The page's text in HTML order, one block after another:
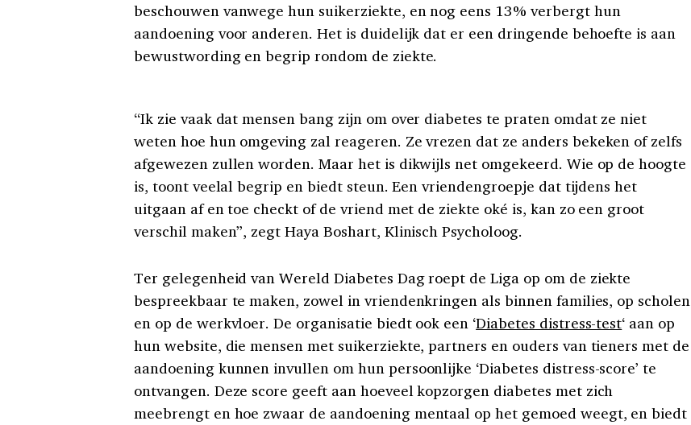
beschouwen vanwege hun suikerziekte, en nog eens 13% verbergt hun
aandoening voor anderen. Het is duidelijk dat er een dringende behoefte is aan
bewustwording en begrip rondom de ziekte.
“Ik zie vaak dat mensen bang zijn om over diabetes te praten omdat ze niet
weten hoe hun omgeving zal reageren. Ze vrezen dat ze anders bekeken of zelfs
afgewezen zullen worden. Maar het is dikwijls net omgekeerd. Wie op de hoogte
is, toont veelal begrip en biedt steun. Een vriendengroepje dat tijdens het
uitgaan af en toe checkt of de vriend met de ziekte oké is, kan zo een groot
verschil maken”, zegt Haya Boshart, Klinisch Psycholoog.
Ter gelegenheid van Wereld Diabetes Dag roept de Liga op om de ziekte
bespreekbaar te maken, zowel in vriendenkringen als binnen families, op scholen
en op de werkvloer. De organisatie biedt ook een ‘Diabetes distress-test‘ aan op
hun website, die mensen met suikerziekte, partners en ouders van tieners met de
aandoening kunnen invullen om hun persoonlijke ‘Diabetes distress-score’ te
ontvangen. Deze score geeft aan hoeveel kopzorgen diabetes met zich
meebrengt en hoe zwaar de aandoening mentaal op het gemoed weegt, en biedt